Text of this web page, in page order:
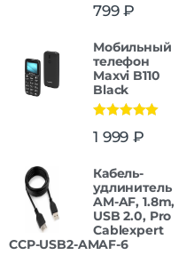
799₽
Мобильный
телефон
Maxvi B110
Black
из 5
1 999 ₽
Кабель-
удлинитель
AM-AF, 1.8m,
USB 2.0, Pro
Cablexpert
CCP-USB2-AMAF-6